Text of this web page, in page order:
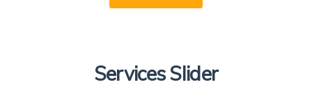
Services Slider